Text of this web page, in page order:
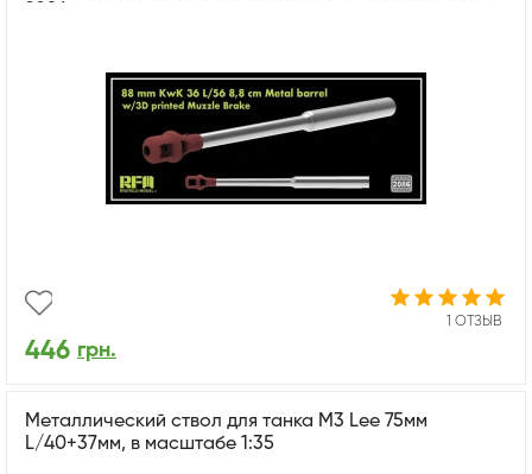
1 ОТЗЫВ
446 грн.
Металлический ствол для танка M3 Lee 75мм
L/40+37мм, в масштабе 1:35